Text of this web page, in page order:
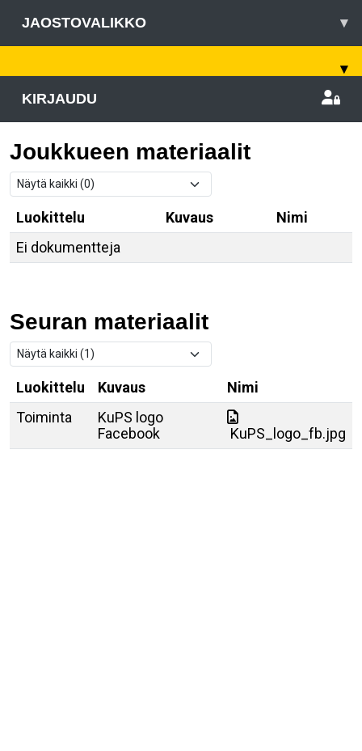
JAOSTOVALIKKO ▾
▾
KIRJAUDU
Joukkueen materiaalit
Luokittelu Kuvaus
Nimi
Ei dokumentteja
Seuran materiaalit
Luokittelu Kuvaus
Nimi
Toiminta
KuPS logo
Facebook
KuPS_logo_fb.jpg